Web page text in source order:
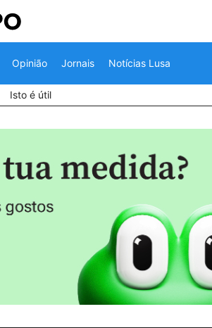
Opinião Jornais Notícias Lusa
Isto é útil